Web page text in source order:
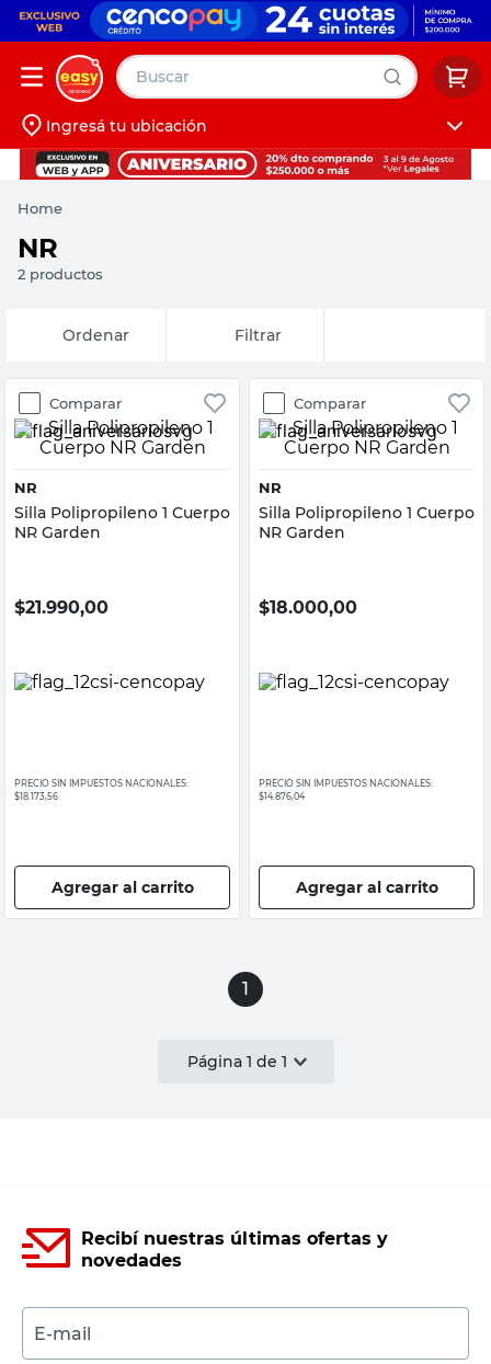
Buscar
Iniciá sesión
Ingresá tu ubicación
Home
NR
2 productos
Fecha de
release
Filtrar
Comparar
NR
Silla Polipropileno 1 Cuerpo
NR Garden
$21.990,00
PRECIO SIN IMPUESTOS NACIONALES:
$18.173,56
Agregar al carrito
Comparar
NR
Silla Polipropileno 1 Cuerpo
NR Garden
$18.000,00
PRECIO SIN IMPUESTOS NACIONALES:
$14.876,04
Agregar al carrito
1
Página 1 de 1
Recibí nuestras últimas ofertas y
novedades
E-mail
muebles
pintura
escritorio
puertas